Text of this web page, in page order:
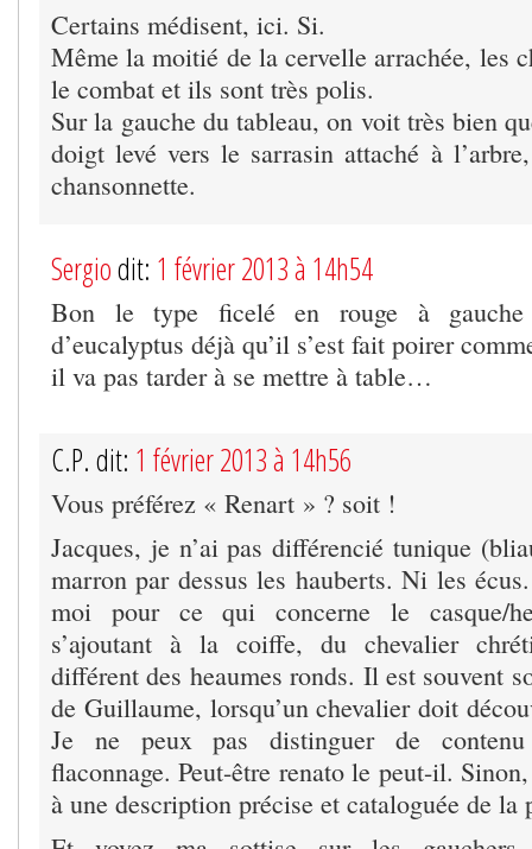
Certains médisent, ici. Si.
Même la moitié de la cervelle arrachée, les
le combat et ils sont très polis.
Sur la gauche du tableau, on voit très bien
doigt levé vers le sarrasin attaché à
chansonnette.
Sergiodit: 1 février 2013 à 14h54
Bon le type ficelé en rouge à gauche
d’eucalyptus déjà qu’il s’est fait poirer
il va pas tarder à se mettre à table…
C.P. dit: 1 février 2013 à 14h56
Vous préférez « Renart » ? soit !
Jacques, je n’ai pas différencié tunique
marron par dessus les hauberts. Ni les
moi pour ce qui concerne le casque/
s’ajoutant à la coiffe, du chevalier
différent des heaumes ronds. Il est souvent
de Guillaume, lorsqu’un chevalier doit
Je ne peux pas distinguer de
flaconnage. Peut-être renato le peut-il.
à une description précise et cataloguée de la